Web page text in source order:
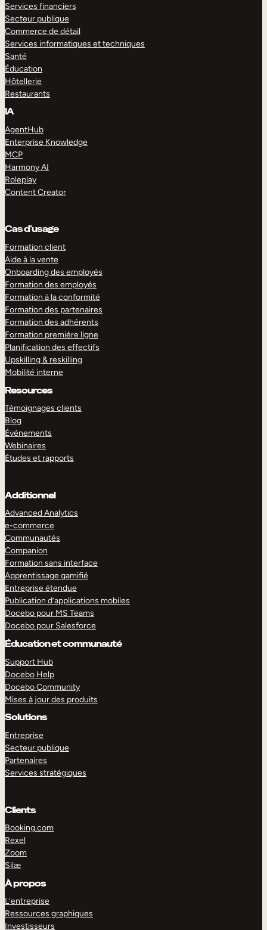
Services financiers
Secteur publique
Commerce de détail
Services informatiques et techniques
Santé
Éducation
Hôtellerie
Restaurants
IA
AgentHub
Enterprise Knowledge
MCP
Harmony AI
Roleplay
Content Creator
Cas d’usage
Formation client
Aide à la vente
Onboarding des employés
Formation des employés
Formation à la conformité
Formation des partenaires
Formation des adhérents
Formation première ligne
Planification des effectifs
Upskilling & reskilling
Mobilité interne
Resources
Témoignages clients
Blog
Événements
Webinaires
Études et rapports
Additionnel
Advanced Analytics
e-commerce
Communautés
Companion
Formation sans interface
Apprentissage gamifié
Entreprise étendue
Publication d’applications mobiles
Docebo pour MS Teams
Docebo pour Salesforce
Éducation et communauté
Support Hub
Docebo Help
Docebo Community
Mises à jour des produits
Solutions
Entreprise
Secteur publique
Partenaires
Services stratégiques
Clients
Booking.com
Rexel
Zoom
Silæ
À propos
L’entreprise
Ressources graphiques
Investisseurs